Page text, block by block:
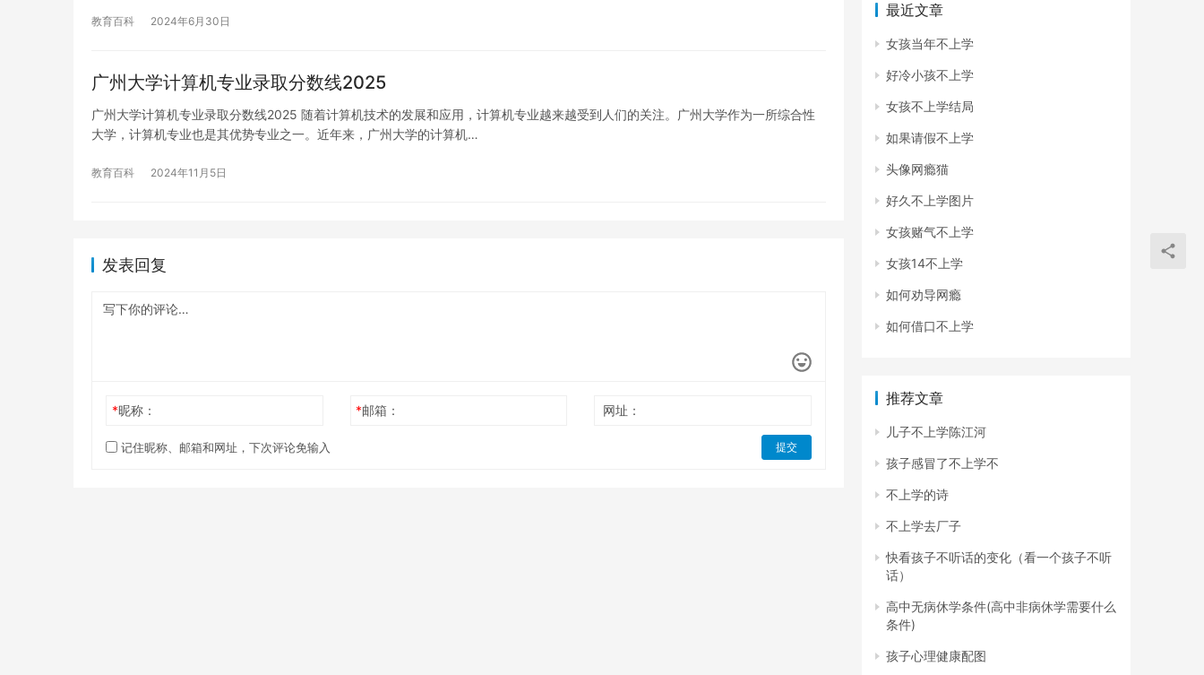
教育百科 2024年6月30日
广州大学计算机专业录取分数线2025
广州大学计算机专业录取分数线2025 随着计算机技术的发展和应用，计算机专业越来越受到人们的关注。广州大学作为一所综合性
大学，计算机专业也是其优势专业之一。近年来，广州大学的计算机…
教育百科 2024年11月5日
发表回复
*昵称： *邮箱： 网址：
记住昵称、邮箱和网址，下次评论免输入 提交
最近文章
女孩当年不上学
好冷小孩不上学
女孩不上学结局
如果请假不上学
头像网瘾猫
好久不上学图片
女孩赌气不上学
女孩14不上学
如何劝导网瘾
如何借口不上学
推荐文章
儿子不上学陈江河
孩子感冒了不上学不
不上学的诗
不上学去厂子
快看孩子不听话的变化（看一个孩子不听
话）
高中无病休学条件(高中非病休学需要什么
条件)
孩子心理健康配图